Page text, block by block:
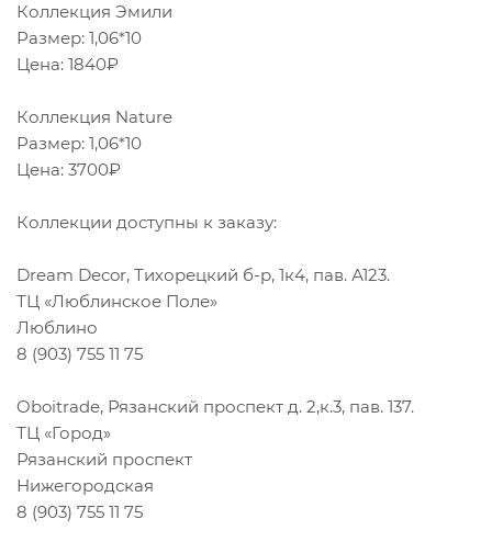
Коллекция Эмили
Размер: 1,06*10
Цена: 1840₽
Коллекция Nature
Размер: 1,06*10
Цена: 3700₽
Коллекции доступны к заказу:
Dream Decor, Тихорецкий б-р, 1к4, пав. А123.
ТЦ «Люблинское Поле»
Люблино
8 (903) 755 11 75
Oboitrade, Рязанский проспект д. 2,к.3, пав. 137.
ТЦ «Город»
Рязанский проспект
Нижегородская
8 (903) 755 11 75